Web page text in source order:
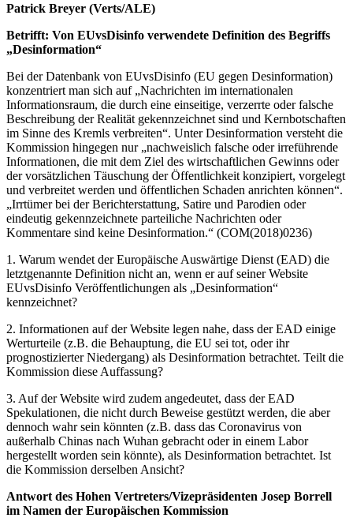
Patrick Breyer (Verts/ALE)
Betrifft: Von EUvsDisinfo verwendete Definition des Begriffs
„Desinformation“
Bei der Datenbank von EUvsDisinfo (EU gegen Desinformation)
konzentriert man sich auf „Nachrichten im internationalen
Informationsraum, die durch eine einseitige, verzerrte oder falsche
Beschreibung der Realität gekennzeichnet sind und Kernbotschaften
im Sinne des Kremls verbreiten“. Unter Desinformation versteht die
Kommission hingegen nur „nachweislich falsche oder irreführende
Informationen, die mit dem Ziel des wirtschaftlichen Gewinns oder
der vorsätzlichen Täuschung der Öffentlichkeit konzipiert, vorgelegt
und verbreitet werden und öffentlichen Schaden anrichten können“.
„Irrtümer bei der Berichterstattung, Satire und Parodien oder
eindeutig gekennzeichnete parteiliche Nachrichten oder
Kommentare sind keine Desinformation.“ (COM(2018)0236)
1. Warum wendet der Europäische Auswärtige Dienst (EAD) die
letztgenannte Definition nicht an, wenn er auf seiner Website
EUvsDisinfo Veröffentlichungen als „Desinformation“
kennzeichnet?
2. Informationen auf der Website legen nahe, dass der EAD einige
Werturteile (z.B. die Behauptung, die EU sei tot, oder ihr
prognostizierter Niedergang) als Desinformation betrachtet. Teilt die
Kommission diese Auffassung?
3. Auf der Website wird zudem angedeutet, dass der EAD
Spekulationen, die nicht durch Beweise gestützt werden, die aber
dennoch wahr sein könnten (z.B. dass das Coronavirus von
außerhalb Chinas nach Wuhan gebracht oder in einem Labor
hergestellt worden sein könnte), als Desinformation betrachtet. Ist
die Kommission derselben Ansicht?
Antwort des Hohen Vertreters/Vizepräsidenten Josep Borrell
im Namen der Europäischen Kommission